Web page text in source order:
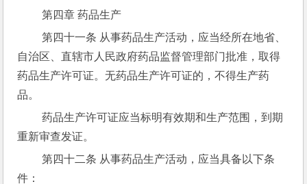
第四章 药品生产
第四十一条 从事药品生产活动，应当经所在地省、
自治区、直辖市人民政府药品监督管理部门批准，取得
药品生产许可证。无药品生产许可证的，不得生产药
品。
药品生产许可证应当标明有效期和生产范围，到期
重新审查发证。
第四十二条 从事药品生产活动，应当具备以下条
件：